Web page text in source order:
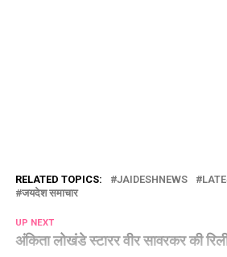
RELATED TOPICS: JAIDESHNEWS
जयदेश समाचार
UP NEXT
अंकिता लोखंडे स्टारर वीर सावरकर की